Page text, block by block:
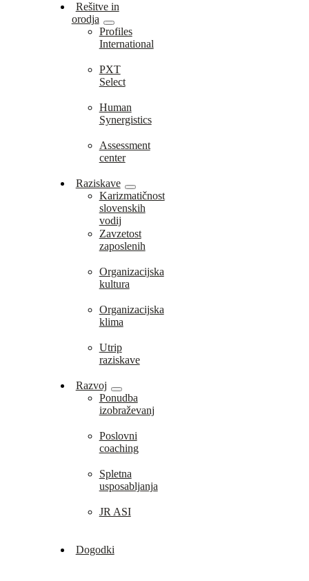
Rešitve in
orodja
Profiles
International
PXT
Select
Human
Synergistics
Assessment
center
Raziskave
Karizmatičnost
slovenskih
vodij
Zavzetost
zaposlenih
Organizacijska
kultura
Organizacijska
klima
Utrip
raziskave
Razvoj
Ponudba
izobraževanj
Poslovni
coaching
Spletna
usposabljanja
JR ASI
Dogodki